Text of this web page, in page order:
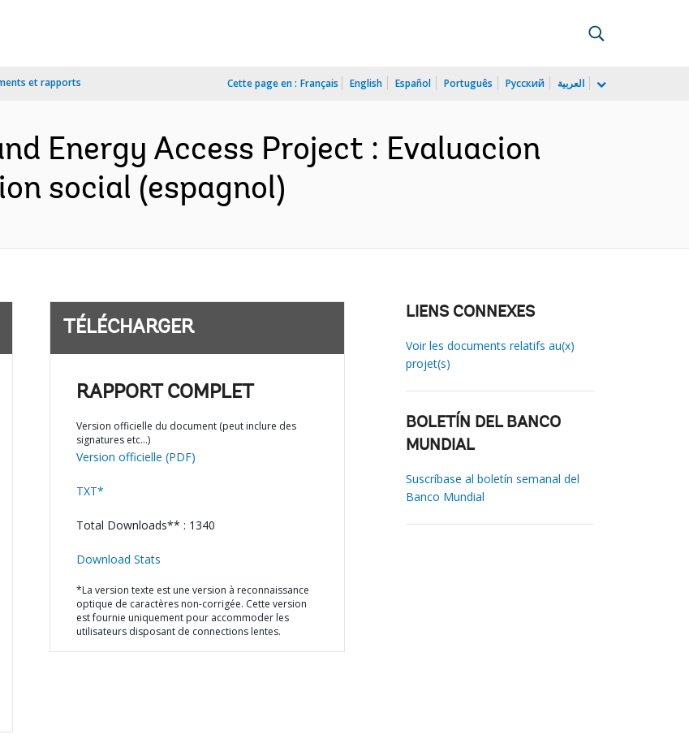
et rapports Cette page en : Français English Español Português Русский العربية
Energy Access Project : Evaluacion
social (espagnol)
TÉLÉCHARGER
RAPPORT COMPLET
Version officielle du document (peut inclure des
signatures etc…)
Version officielle (PDF)
TXT*
Total Downloads** : 1340
Download Stats
*La version texte est une version à reconnaissance
optique de caractères non-corrigée. Cette version
est fournie uniquement pour accommoder les
utilisateurs disposant de connections lentes.
LIENS CONNEXES
Voir les documents relatifs au(x)
projet(s)
BOLETÍN DEL BANCO
MUNDIAL
Suscríbase al boletín semanal del
Banco Mundial